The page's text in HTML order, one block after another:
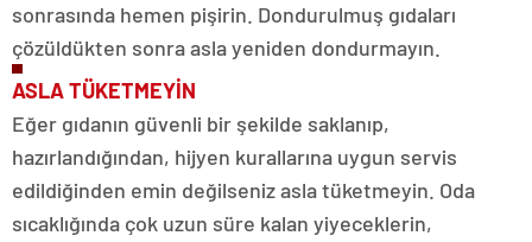
sonrasında hemen pişirin. Dondurulmuş gıdaları
çözüldükten sonra asla yeniden dondurmayın.
ASLA TÜKETMEYİN
Eğer gıdanın güvenli bir şekilde saklanıp,
hazırlandığından, hijyen kurallarına uygun servis
edildiğinden emin değilseniz asla tüketmeyin. Oda
sıcaklığında çok uzun süre kalan yiyeceklerin,